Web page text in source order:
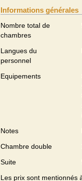
Informations générales
Nombre total de
chambres
Langues du
personnel
Equipements
Notes
Chambre double
Suite
Les prix sont mentionnés